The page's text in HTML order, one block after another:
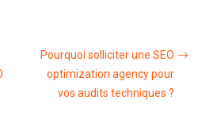
Pourquoi solliciter une SEO
optimization agency pour
vos audits techniques ?